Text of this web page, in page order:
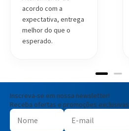
acordo com a
expectativa, entrega
melhor do que o
esperado.
Inscreva-se em nossa newsletter!
Receba ofertas e promoções exclusivas